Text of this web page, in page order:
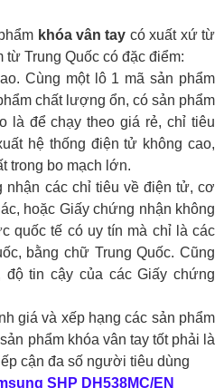
khóa vân tay có xuất xứ từ
từ Trung Quốc có đặc điểm:
Cùng một lô 1 mã sản phẩm
chất lượng ổn, có sản phẩm
là để chạy theo giá rẻ, chỉ tiêu
hệ thống điện tử không cao,
trong bo mạch lớn.
nhận các chỉ tiêu về điện tử, cơ
hoặc Giấy chứng nhận không
quốc tế có uy tín mà chỉ là các
bằng chữ Trung Quốc. Cũng
độ tin cậy của các Giấy chứng
giá và xếp hạng các sản phẩm
phẩm khóa vân tay tốt phải là
cận đa số người tiêu dùng
SHP DH538MC/EN